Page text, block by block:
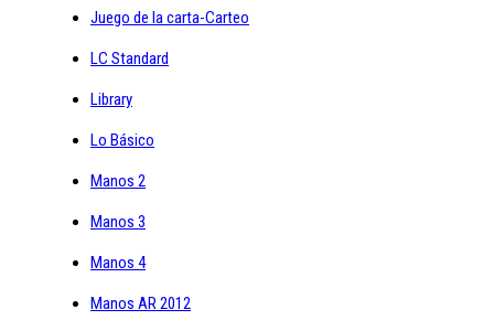
Juego de la carta-Carteo
LC Standard
Library
Lo Básico
Manos 2
Manos 3
Manos 4
Manos AR 2012